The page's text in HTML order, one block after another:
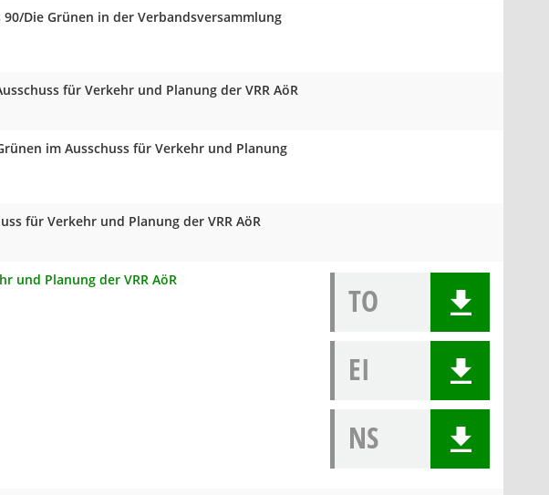
Die Grünen in der Verbandsversammlung
für Verkehr und Planung der VRR AöR
im Ausschuss für Verkehr und Planung
für Verkehr und Planung der VRR AöR
und Planung der VRR AöR
TO
EI
NS